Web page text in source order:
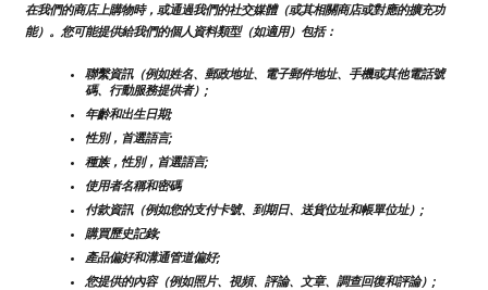
在我們的商店上購物時，或通過我們的社交媒體（或其相關商店或對應的擴充功
能）。您可能提供給我們的個人資料類型（如適用）包括：
聯繫資訊（例如姓名、郵政地址、電子郵件地址、手機或其他電話號
碼、行動服務提供者）;
年齡和出生日期;
性別，首選語言;
種族，性別，首選語言;
使用者名稱和密碼
付款資訊（例如您的支付卡號、到期日、送貨位址和帳單位址）;
購買歷史記錄;
產品偏好和溝通管道偏好;
您提供的內容（例如照片、視頻、評論、文章、調查回復和評論）;